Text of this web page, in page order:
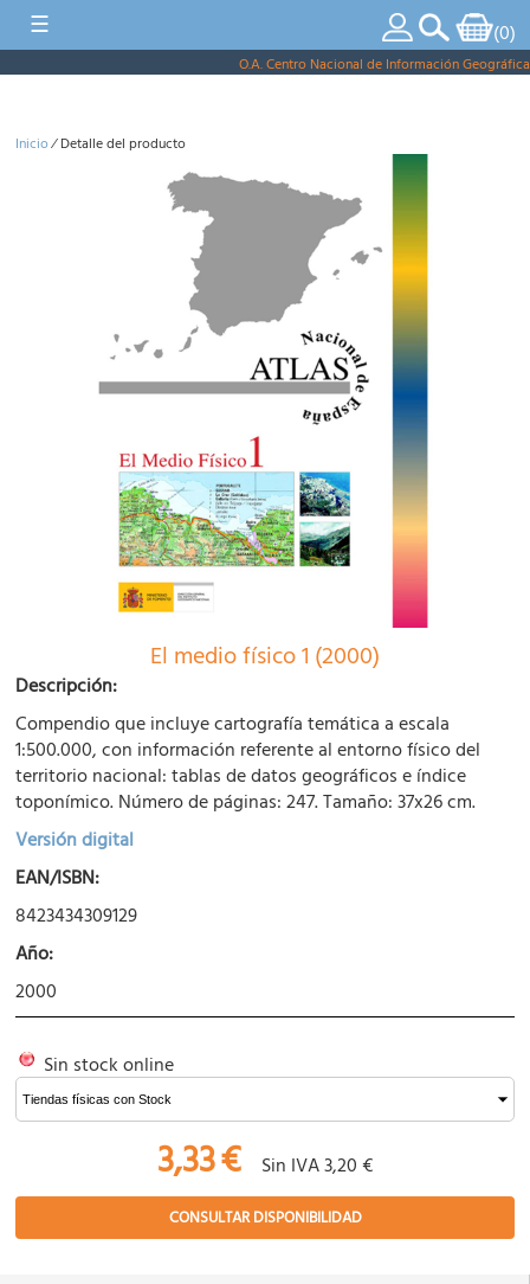
|CA |EU GA|VA
Tienda Virtual
O.A. Centro Nacional de Información Geográfica
☰ (0)
Inicio⁄ Detalle del producto
El medio físico 1 (2000)
Descripción:
Compendio que incluye cartografía temática a escala
1:500.000, con información referente al entorno físico del
territorio nacional: tablas de datos geográficos e índice
toponímico. Número de páginas: 247. Tamaño: 37x26 cm.
Versión digital
EAN/ISBN:
8423434309129
Año:
2000
Sin stock online
3,33€ Sin IVA 3,20 €
CONSULTAR DISPONIBILIDAD